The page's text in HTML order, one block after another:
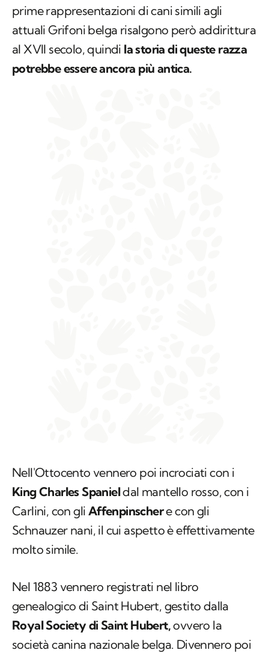
prime rappresentazioni di cani simili agli
attuali Grifoni belga risalgono però addirittura
al XVII secolo, quindi la storia di queste razza
potrebbe essere ancora più antica.
Nell'Ottocento vennero poi incrociati con i
King Charles Spanieldal mantello rosso, con i
Carlini, con gli Affenpinschere con gli
Schnauzer nani, il cui aspetto è effettivamente
molto simile.
Nel 1883 vennero registrati nel libro
genealogico di Saint Hubert, gestito dalla
Royal Society di Saint Hubert,ovvero la
società canina nazionale belga. Divennero poi